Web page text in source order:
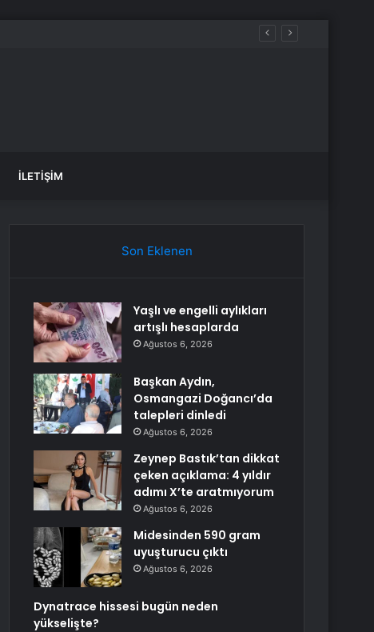
İLETIŞIM
Son Eklenen
Yaşlı ve engelli aylıkları
artışlı hesaplarda
Ağustos 6, 2026
Başkan Aydın,
Osmangazi Doğancı’da
talepleri dinledi
Ağustos 6, 2026
Zeynep Bastık’tan dikkat
çeken açıklama: 4 yıldır
adımı X’te aratmıyorum
Ağustos 6, 2026
Midesinden 590 gram
uyuşturucu çıktı
Ağustos 6, 2026
Dynatrace hissesi bugün neden
yükselişte?